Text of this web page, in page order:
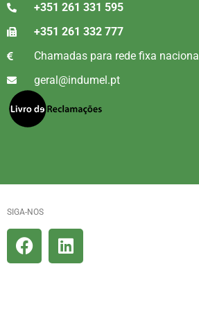
+351 261 331 595
+351 261 332 777
Chamadas para rede fixa nacional
geral@indumel.pt
SIGA-NOS